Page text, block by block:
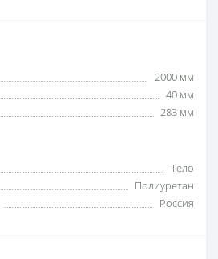
2000 мм
40 мм
283 мм
Тело
Полиуретан
Россия